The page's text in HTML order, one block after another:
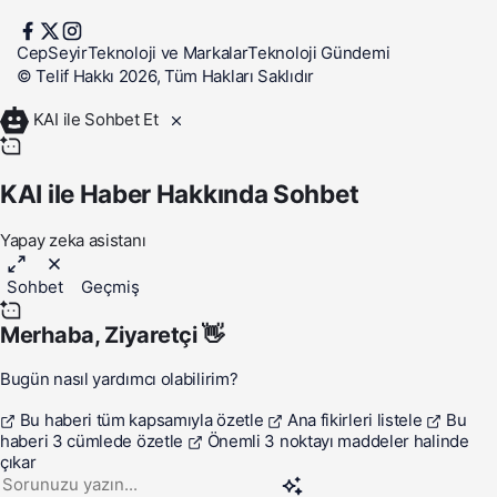
CepSeyirTeknoloji ve MarkalarTeknoloji Gündemi
© Telif Hakkı 2026, Tüm Hakları Saklıdır
KAI ile Sohbet Et
KAI ile Haber Hakkında Sohbet
Yapay zeka asistanı
Sohbet Geçmiş
Merhaba, Ziyaretçi👋
Bugün nasıl yardımcı olabilirim?
Bu haberi tüm kapsamıyla özetle
Ana fikirleri listele
Bu
haberi 3 cümlede özetle
Önemli 3 noktayı maddeler halinde
çıkar